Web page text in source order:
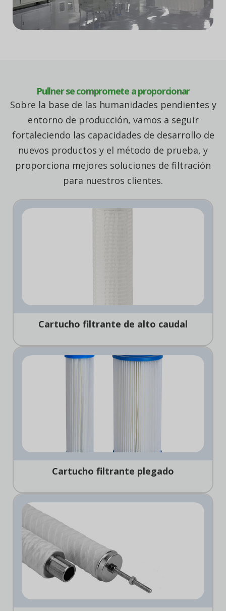
Pullner se compromete a proporcionar
Sobre la base de las humanidades pendientes y
entorno de producción, vamos a seguir
fortaleciendo las capacidades de desarrollo de
nuevos productos y el método de prueba, y
proporciona mejores soluciones de filtración
para nuestros clientes.
Cartucho filtrante de alto caudal
Cartucho filtrante plegado